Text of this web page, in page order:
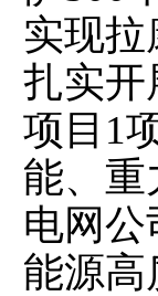
实现
扎实开
项目1
能、重
电网
能源高